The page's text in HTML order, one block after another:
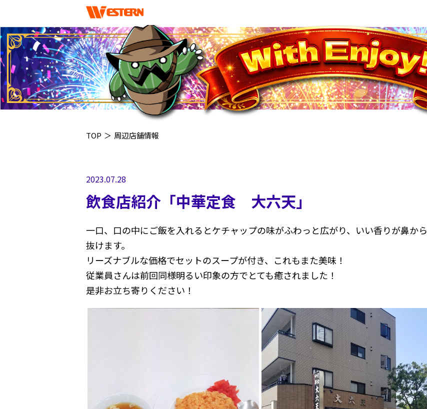
TOP ＞ 周辺店舗情報
2023.07.28
飲食店紹介「中華定食 大六天」
一口、口の中にご飯を入れるとケチャップの味がふわっと広がり、いい香りが鼻から
抜けます。
リーズナブルな価格でセットのスープが付き、これもまた美味！
従業員さんは前回同様明るい印象の方でとても癒されました！
是非お立ち寄りください！